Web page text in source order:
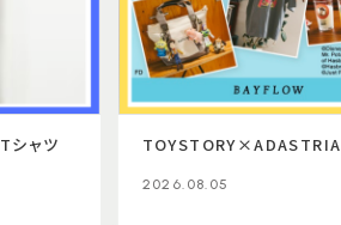
シャツ TOYSTORY×ADASTRIA
2026.08.05